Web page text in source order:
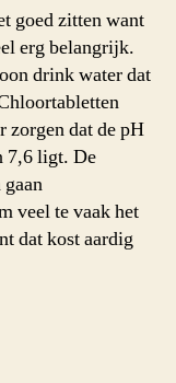
goed zitten want
erg belangrijk.
drink water dat
zorgen dat de pH
7,6 ligt. De
veel te vaak het
dat kost aardig